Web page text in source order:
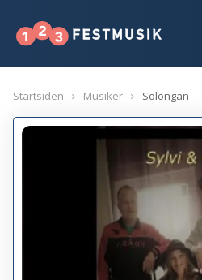
Startsiden Musiker Solongan